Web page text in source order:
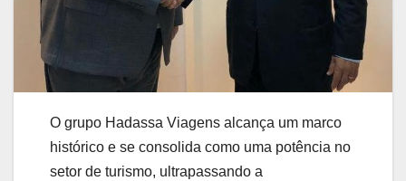
O grupo Hadassa Viagens alcança um marco
histórico e se consolida como uma potência no
setor de turismo, ultrapassando a